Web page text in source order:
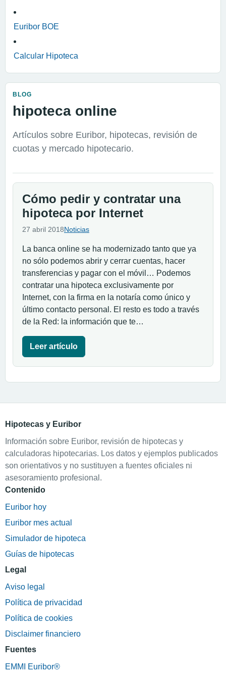
Euribor BOE
Calcular Hipoteca
BLOG
hipoteca online
Artículos sobre Euribor, hipotecas, revisión de
cuotas y mercado hipotecario.
Cómo pedir y contratar una
hipoteca por Internet
27 abril 2018Noticias
La banca online se ha modernizado tanto que ya
no sólo podemos abrir y cerrar cuentas, hacer
transferencias y pagar con el móvil… Podemos
contratar una hipoteca exclusivamente por
Internet, con la firma en la notaría como único y
último contacto personal. El resto es todo a través
de la Red: la información que te…
Leer artículo
Hipotecas y Euribor
Información sobre Euribor, revisión de hipotecas y
calculadoras hipotecarias. Los datos y ejemplos publicados
son orientativos y no sustituyen a fuentes oficiales ni
asesoramiento profesional.
Contenido
Euribor hoy
Euribor mes actual
Simulador de hipoteca
Guías de hipotecas
Legal
Aviso legal
Política de privacidad
Política de cookies
Disclaimer financiero
Fuentes
EMMI Euribor®